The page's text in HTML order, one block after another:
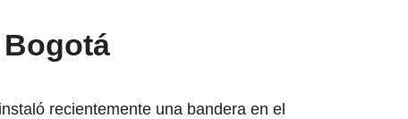
recientemente una bandera en el